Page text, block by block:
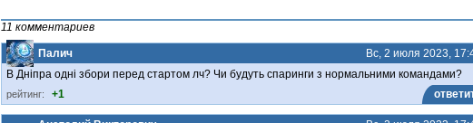
11 комментариев
Палич
Вс, 2 июля 2023,
В Дніпра одні збори перед стартом лч? Чи будуть спаринги з нормальними командами?
рейтинг: +1